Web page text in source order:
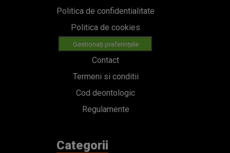
Politica de confidentialitate
Politica de cookies
Gestionați preferințele
Contact
Termeni si conditii
Cod deontologic
Regulamente
Categorii